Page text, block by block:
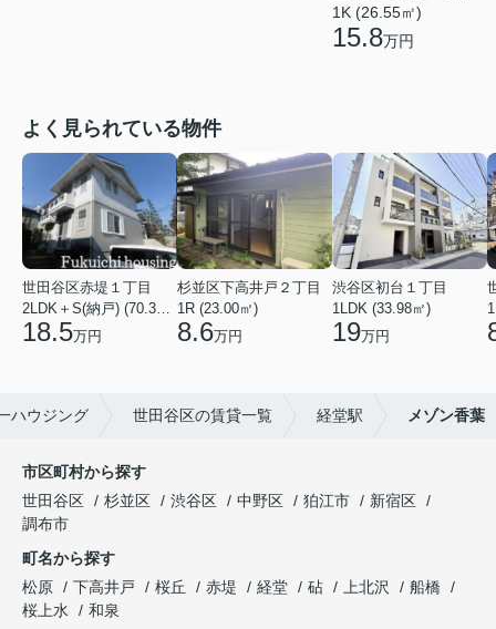
1K (26.55㎡)
15.8万円
よく見られている物件
世田谷区赤堤１丁目
2LDK＋S(納戸) (70.38㎡)
18.5万円
杉並区下高井戸２丁目
1R (23.00㎡)
8.6万円
渋谷区初台１丁目
1LDK (33.98㎡)
19万円
ハウジング 世田谷区の賃貸一覧 経堂駅 メゾン香葉
市区町村から探す
世田谷区
杉並区 渋谷区 中野区 狛江市
新宿区
調布市
町名から探す
松原
下高井戸 桜丘 赤堤 経堂 砧 上北沢
船橋
桜上水
和泉